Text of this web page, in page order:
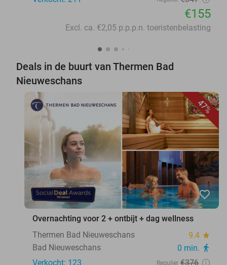
€155
Excl. ca. €2,05 p.p.p.n. toeristenbelasting
Deals in de buurt van Thermen Bad
Nieuweschans
47%
favorite_border
Overnachting voor 2 + ontbijt + dag wellness
Thermen Bad Nieuweschans
9.4 star
Bad Nieuweschans 0 min. directions_walk
Verkocht: 123 Regulier €376